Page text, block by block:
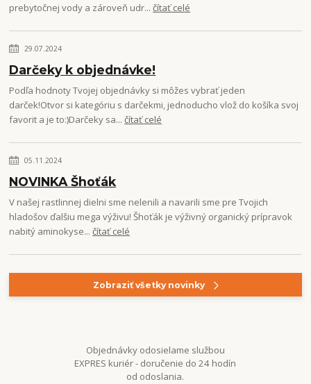
prebytočnej vody a zároveň udr...čítať celé
29.07.2024
Darčeky k objednávke!
Podľa hodnoty Tvojej objednávky si môžes vybrať jeden
darček!Otvor si kategóriu s darčekmi, jednoducho vlož do košíka svoj
favorit a je to:)Darčeky sa...čítať celé
05.11.2024
NOVINKA Šhoťák
V našej rastlinnej dielni sme nelenili a navarili sme pre Tvojich
hladošov ďalšiu mega výživu! Šhoťák je výživný organický prípravok
nabitý aminokyse...čítať celé
Zobraziť všetky novinky
Objednávky odosielame službou
EXPRES kuriér - doručenie do 24 hodín
od odoslania.